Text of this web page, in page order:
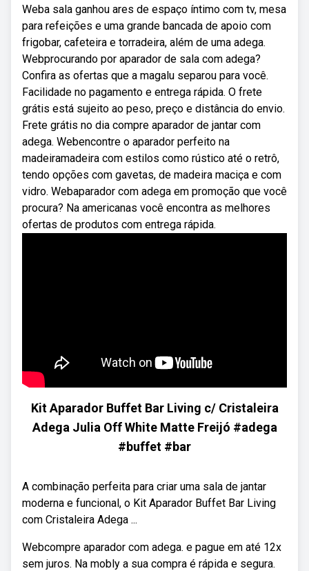
Weba sala ganhou ares de espaço íntimo com tv, mesa
para refeições e uma grande bancada de apoio com
frigobar, cafeteira e torradeira, além de uma adega.
Webprocurando por aparador de sala com adega?
Confira as ofertas que a magalu separou para você.
Facilidade no pagamento e entrega rápida. O frete
grátis está sujeito ao peso, preço e distância do envio.
Frete grátis no dia compre aparador de jantar com
adega. Webencontre o aparador perfeito na
madeiramadeira com estilos como rústico até o retrô,
tendo opções com gavetas, de madeira maciça e com
vidro. Webaparador com adega em promoção que você
procura? Na americanas você encontra as melhores
ofertas de produtos com entrega rápida.
Kit Aparador Buffet Bar Living c/ Cristaleira
Adega Julia Off White Matte Freijó #adega
#buffet #bar
A combinação perfeita para criar uma sala de jantar
moderna e funcional, o Kit Aparador Buffet Bar Living
com Cristaleira Adega ...
Webcompre aparador com adega. e pague em até 12x
sem juros. Na mobly a sua compra é rápida e segura.